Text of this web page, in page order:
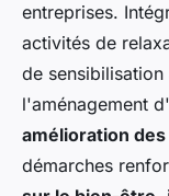
entreprises.
activités de
de
l'aménagement
amélioration
démarches